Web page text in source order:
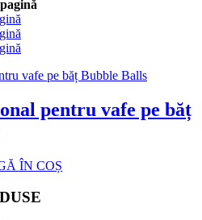
pentru vafe pe băț
ÎN COȘ